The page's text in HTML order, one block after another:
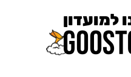
למועדון